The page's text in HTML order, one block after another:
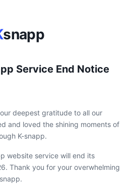
snapp
Service End Notice
deepest gratitude to all our
and loved the shining moments of
K-snapp.
website service will end its
Thank you for your overwhelming